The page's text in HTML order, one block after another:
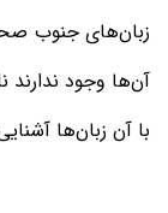
زبان‌های جنوب
آن‌ها وجود ندارند
با آن زبان‌ها